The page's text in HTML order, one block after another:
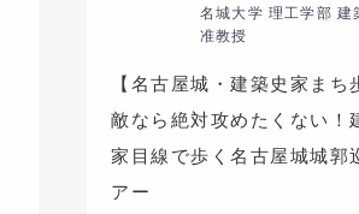
名城大学 理工学部
准教授
【名古屋城・建築史家まち
敵なら絶対攻めたくない！
家目線で歩く名古屋城城郭
アー